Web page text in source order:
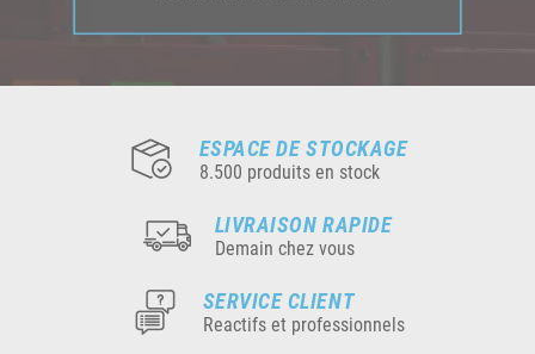
ESPACE DE STOCKAGE
8.500 produits en stock
LIVRAISON RAPIDE
Demain chez vous
SERVICE CLIENT
Reactifs et professionnels